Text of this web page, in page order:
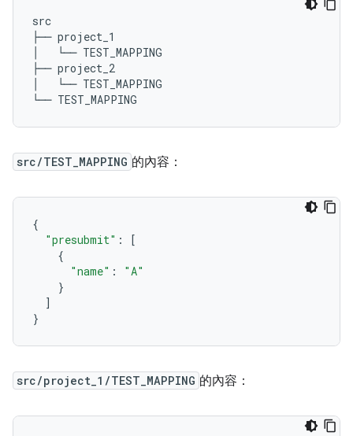
src
├── project_1
└── TEST_MAPPING
├── project_2
└── TEST_MAPPING
└── TEST_MAPPING
src/TEST_MAPPING 的內容：
{
"presubmit" :
[
{
"name" :
"A"
}
]
}
src/project_1/TEST_MAPPING 的內容：